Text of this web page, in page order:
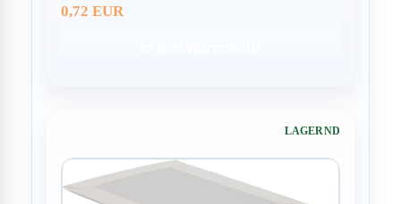
0,72 EUR
LAGERND